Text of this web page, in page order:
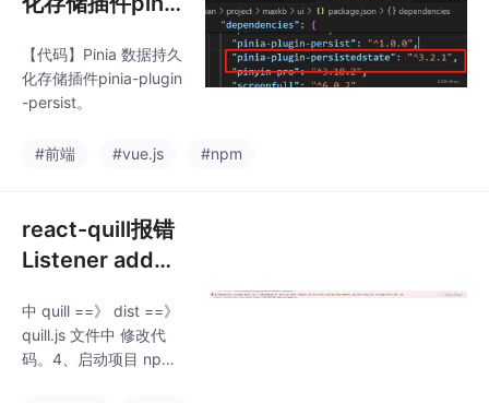
或更早的版本，这些版
1.1.x，不会出现这个问
题。方法2：降级 Nod
e.js 版本。在终端中运
项目。（来管理 No
edstate
【代码】Pinia 数据持久
化存储插件pinia-plugin
-persist。
#前端 #vue.js #npm
react-quill报错
Listener added
eInserted‘ mut
ation event.Su
中 quill ==》 dist ==》
quill.js 文件中 修改代
码。4、启动项目 npm